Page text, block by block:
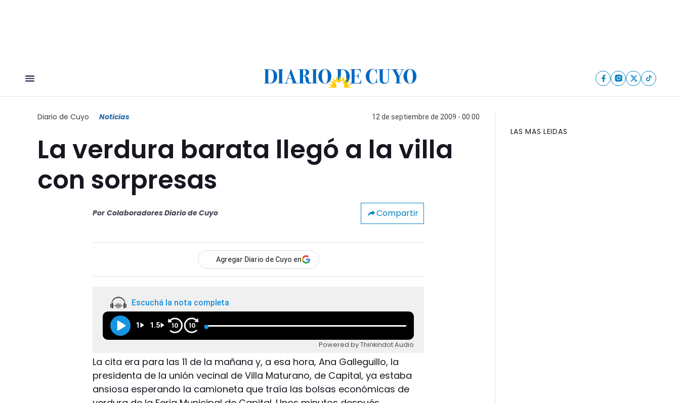
Diario de Cuyo Noticias 12 de septiembre de 2009 - 00:00
La verdura barata llegó a la villa
con sorpresas
Por Colaboradores Diario de Cuyo Compartir
Agregar Diario de Cuyo en
Escuchá la nota completa
1 1.5 10 10
Powered by Thinkindot Audio
La cita era para las 11 de la mañana y, a esa hora, Ana Galleguillo, la
presidenta de la unión vecinal de Villa Maturano, de Capital, ya estaba
ansiosa esperando la camioneta que traía las bolsas económicas de
LAS MAS LEIDAS